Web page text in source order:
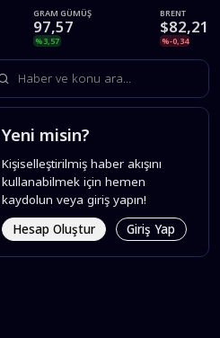
GRAM GÜMÜŞ
97,57
%3,57
BRENT
$82,21
%-0,34
Yeni misin?
Kişiselleştirilmiş haber akışını
kullanabilmek için hemen
kaydolun veya giriş yapın!
Hesap Oluştur
Giriş Yap